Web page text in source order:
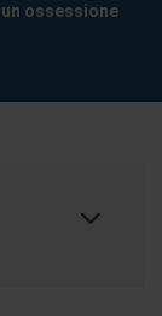
ossessione